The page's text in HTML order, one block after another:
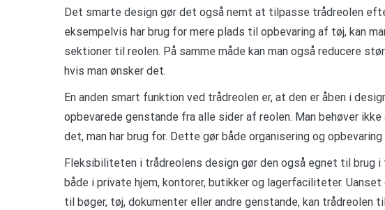
Det smarte design gør det også nemt at tilpasse trådreolen
eksempelvis har brug for mere plads til opbevaring af tøj, kan
sektioner til reolen. På samme måde kan man også reducere
hvis man ønsker det.
En anden smart funktion ved trådreolen er, at den er åben i
opbevarede genstande fra alle sider af reolen. Man behøver
det, man har brug for. Dette gør både organisering og
Fleksibiliteten i trådreolens design gør den også egnet til brug i
både i private hjem, kontorer, butikker og lagerfaciliteter.
til bøger, tøj, dokumenter eller andre genstande, kan trådreolen